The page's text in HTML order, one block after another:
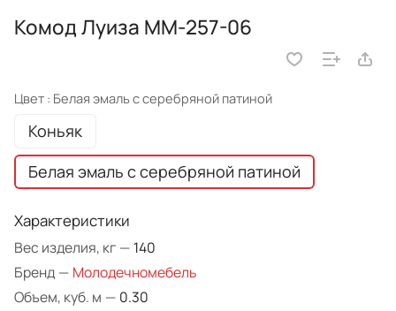
Комод Луиза ММ-257-06
Цвет : Белая эмаль с серебряной патиной
Коньяк
Белая эмаль с серебряной патиной
Характеристики
Вес изделия, кг — 140
Бренд — Молодечномебель
Объем, куб. м — 0.30